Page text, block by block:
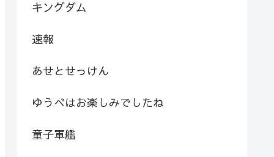
キングダム
速報
あせとせっけん
ゆうべはお楽しみでしたね
童子軍艦